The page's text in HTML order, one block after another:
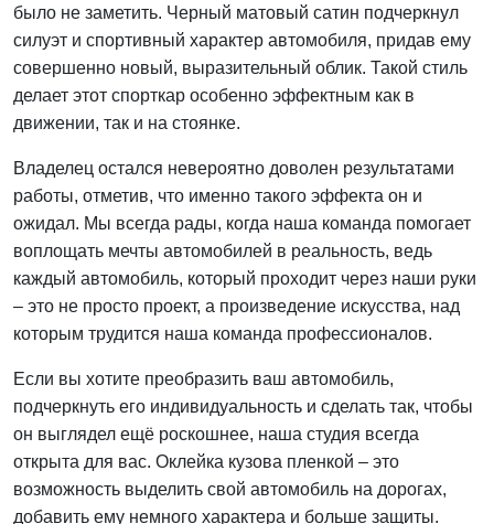
было не заметить. Черный матовый сатин подчеркнул
силуэт и спортивный характер автомобиля, придав ему
совершенно новый, выразительный облик. Такой стиль
делает этот спорткар особенно эффектным как в
движении, так и на стоянке.
Владелец остался невероятно доволен результатами
работы, отметив, что именно такого эффекта он и
ожидал. Мы всегда рады, когда наша команда помогает
воплощать мечты автомобилей в реальность, ведь
каждый автомобиль, который проходит через наши руки
– это не просто проект, а произведение искусства, над
которым трудится наша команда профессионалов.
Если вы хотите преобразить ваш автомобиль,
подчеркнуть его индивидуальность и сделать так, чтобы
он выглядел ещё роскошнее, наша студия всегда
открыта для вас. Оклейка кузова пленкой – это
возможность выделить свой автомобиль на дорогах,
добавить ему немного характера и больше защиты.